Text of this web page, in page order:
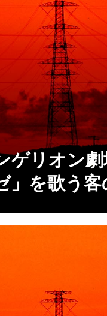
ゲリオン
」を歌う